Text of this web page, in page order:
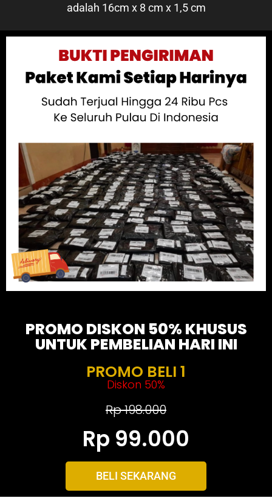
adalah 16cm x 8 cm x 1,5 cm
PROMO DISKON 50% KHUSUS
UNTUK PEMBELIAN HARI INI
PROMO BELI 1
Diskon 50%
Rp 198.000
Rp 99.000
BELI SEKARANG